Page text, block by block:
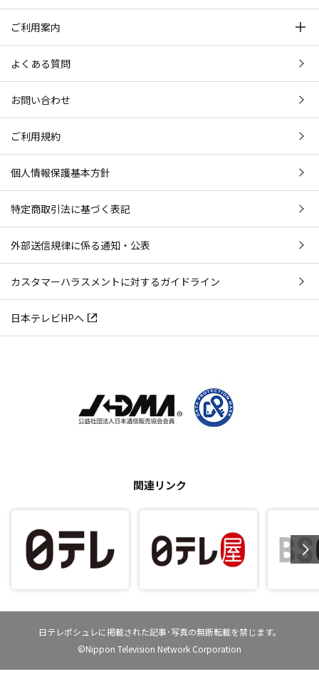
ご利用案内
よくある質問
お問い合わせ
ご利用規約
個人情報保護基本方針
特定商取引法に基づく表記
外部送信規律に係る通知・公表
カスタマーハラスメントに対するガイドライン
日本テレビHPへ
関連リンク
日テレポシュレに掲載された記事･写真の無断転載を禁じます。
©Nippon Television Network Corporation